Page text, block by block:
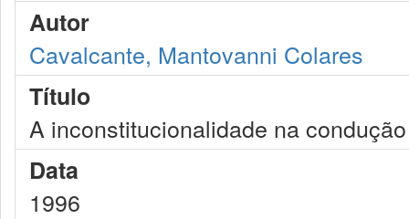
Autor
Cavalcante, Mantovanni Colares
Título
A inconstitucionalidade na
Data
1996